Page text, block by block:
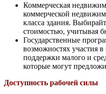
Коммерческая
коммерческой
класса здания.
стоимостью, учитывая
Государственные
возможностях участия
поддержки малого и
которые могут
Доступность рабочей силы